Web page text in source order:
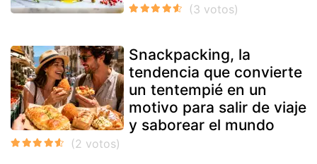
Snackpacking, la
tendencia que convierte
un tentempié en un
motivo para salir de viaje
y saborear el mundo